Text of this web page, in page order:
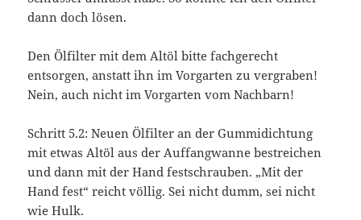
dann doch lösen.
Den Ölfilter mit dem Altöl bitte fachgerecht
entsorgen, anstatt ihn im Vorgarten zu vergraben!
Nein, auch nicht im Vorgarten vom Nachbarn!
Schritt 5.2: Neuen Ölfilter an der Gummidichtung
mit etwas Altöl aus der Auffangwanne bestreichen
und dann mit der Hand festschrauben. „Mit der
Hand fest“ reicht völlig. Sei nicht dumm, sei nicht
wie Hulk.